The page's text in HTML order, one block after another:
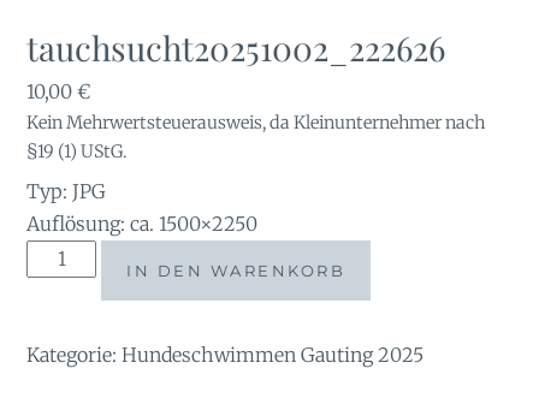
tauchsucht20251002_222626
10,00€
Kein Mehrwertsteuerausweis, da Kleinunternehmer nach
§19 (1) UStG.
Typ: JPG
Auflösung: ca. 1500×2250
tauchsucht20251002_222626
IN DEN WARENKORB
Kategorie:Hundeschwimmen Gauting 2025